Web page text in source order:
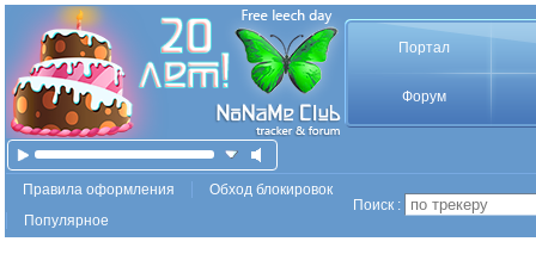
Портал
Форум
Правила оформления
Обход блокировок
Популярное
Поиск :